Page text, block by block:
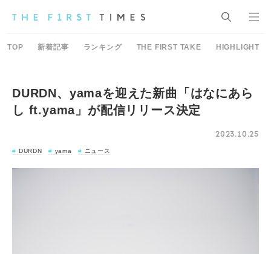
TOP 新着記事 ランキング THE FIRST TAKE HIGHLIGHT
DURDN、yamaを迎えた新曲「はなにあら
し ft.yama」が配信リリース決定
2023.10.25
DURDN yama ニュース